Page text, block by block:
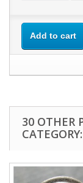
Add to cart
30 OTHER
CATEGORY: